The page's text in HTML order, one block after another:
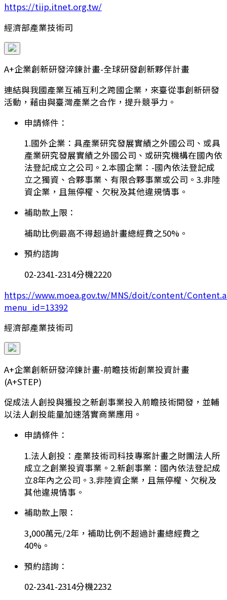
https://tiip.itnet.org.tw/
經濟部產業技術司
A+企業創新研發淬鍊計畫-全球研發創新夥伴計畫
連結與我國產業互補互利之跨國企業，來臺從事創新研發
活動，藉由與臺灣產業之合作，提升競爭力。
申請條件：
1.國外企業：具產業研究發展實績之外國公司、或具
產業研究發展實績之外國公司、或研究機構在國內依
法登記成立之公司。2.本國企業：-國內依法登記成
立之獨資、合夥事業、有限合夥事業或公司。3.非陸
資企業，且無停權、欠稅及其他違規情事。
補助款上限：
補助比例最高不得超過計畫總經費之50%。
預約諮詢
02-2341-2314分機2220
https://www.moea.gov.tw/MNS/doit/content/
menu_id=13392
經濟部產業技術司
A+企業創新研發淬鍊計畫-前瞻技術創業投資計畫
(A+STEP)
促成法人創投與獲投之新創事業投入前瞻技術開發，並輔
以法人創投能量加速落實商業應用。
申請條件：
1.法人創投：產業技術司科技專案計畫之財團法人所
成立之創業投資事業。2.新創事業：國內依法登記成
立8年內之公司。3.非陸資企業，且無停權、欠稅及
其他違規情事。
補助款上限：
3,000萬元/2年，補助比例不超過計畫總經費之
40%。
預約諮詢：
02-2341-2314分機2232